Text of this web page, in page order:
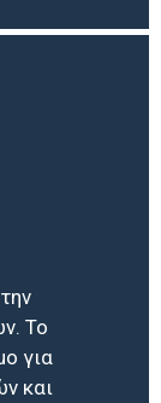
Το
για
και